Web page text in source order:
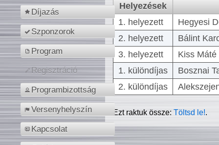
Díjazás
Szponzorok
Program
Regisztráció
Programbizottság
Versenyhelyszín
Kapcsolat
Helyezések
1. helyezett
Hegyesi
2. helyezett
Bálint
3. helyezett
Kiss
1. különdíjas
Bosznai
2. különdíjas
Ezt raktuk össze:Töltsd le!.